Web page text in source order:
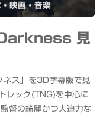
映画・音楽
見
ネス」を3D字幕版で見
レック(TNG)を中心に
督の綺麗かつ大迫力な